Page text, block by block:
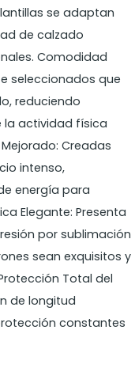
se adaptan
de calzado
Comodidad
seleccionados que
reduciendo
actividad física
Creadas
intenso,
energía para
Elegante: Presenta
por sublimación
sean exquisitos y
Total del
de longitud
constantes